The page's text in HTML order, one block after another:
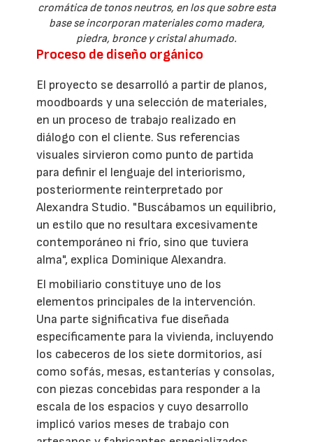
cromática de tonos neutros, en los que sobre esta
base se incorporan materiales como madera,
piedra, bronce y cristal ahumado.
Proceso de diseño orgánico
El proyecto se desarrolló a partir de planos,
moodboards y una selección de materiales,
en un proceso de trabajo realizado en
diálogo con el cliente. Sus referencias
visuales sirvieron como punto de partida
para definir el lenguaje del interiorismo,
posteriormente reinterpretado por
Alexandra Studio. "Buscábamos un equilibrio,
un estilo que no resultara excesivamente
contemporáneo ni frío, sino que tuviera
alma", explica Dominique Alexandra.
El mobiliario constituye uno de los
elementos principales de la intervención.
Una parte significativa fue diseñada
específicamente para la vivienda, incluyendo
los cabeceros de los siete dormitorios, así
como sofás, mesas, estanterías y consolas,
con piezas concebidas para responder a la
escala de los espacios y cuyo desarrollo
implicó varios meses de trabajo con